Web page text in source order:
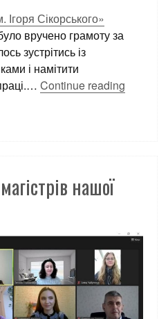
Ігоря Сікорського»
вручено грамоту за
зустрітись із
і намітити
… Continue reading
нашої